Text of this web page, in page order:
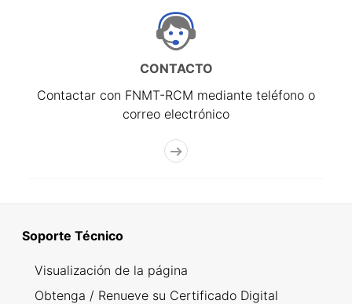
CONTACTO
Contactar con FNMT-RCM mediante teléfono o
correo electrónico
Soporte Técnico
Visualización de la página
Obtenga / Renueve su Certificado Digital